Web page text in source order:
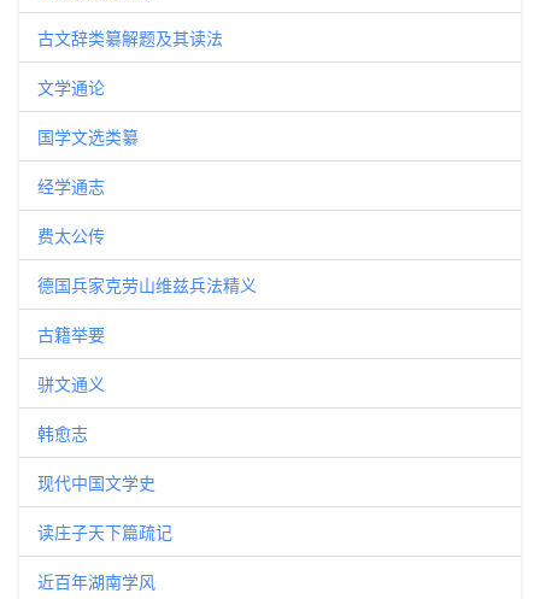
古文辞类纂解题及其读法
文学通论
国学文选类纂
经学通志
费太公传
德国兵家克劳山维兹兵法精义
古籍举要
骈文通义
韩愈志
现代中国文学史
读庄子天下篇疏记
近百年湖南学风